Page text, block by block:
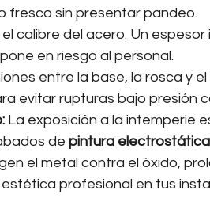
fresco sin presentar pandeo.
calibre del acero. Un
en riesgo al personal.
entre la base, la rosca y
evitar rupturas bajo presión
La exposición a la intemperie
de pintura electrostática
el metal contra el óxido,
profesional en tus